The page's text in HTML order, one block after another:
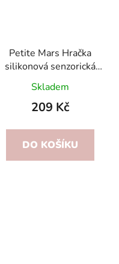
Petite Mars Hračka
silikonová senzorická
Crazy rocket Misty
Green 10m+
Skladem
209 Kč
DO KOŠÍKU